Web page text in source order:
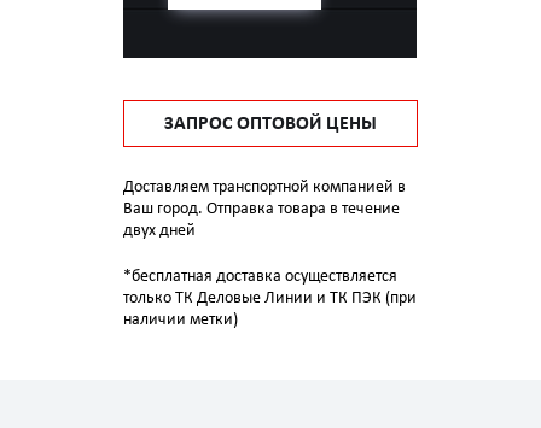
ЗАПРОС ОПТОВОЙ ЦЕНЫ
Доставляем транспортной компанией в
Ваш город. Отправка товара в течение
двух дней
*бесплатная доставка осуществляется
только ТК Деловые Линии и ТК ПЭК (при
наличии метки)